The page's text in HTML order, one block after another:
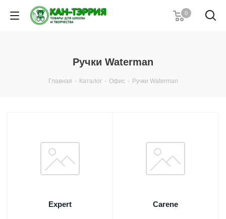
0
Ручки Waterman
Главная - Каталог - Офис - Ручки Waterman
Expert Carene